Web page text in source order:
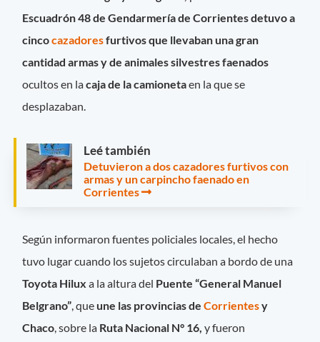
Escuadrón 48 de Gendarmería de Corrientes detuvo a
cincocazadoresfurtivos que llevaban una gran
cantidad armas y de animales silvestres faenados
ocultos en lacaja de la camionetaen la que se
desplazaban.
Leé también
Detuvieron a dos cazadores furtivos con
armas y un carpincho faenado en
Corrientes
Según informaron fuentes policiales locales, el hecho
tuvo lugar cuando los sujetos circulaban a bordo de una
Toyota Hiluxa la altura del Puente “General Manuel
Belgrano”, que une las provincias deCorrientesy
Chaco, sobre la Ruta Nacional N° 16, y fueron